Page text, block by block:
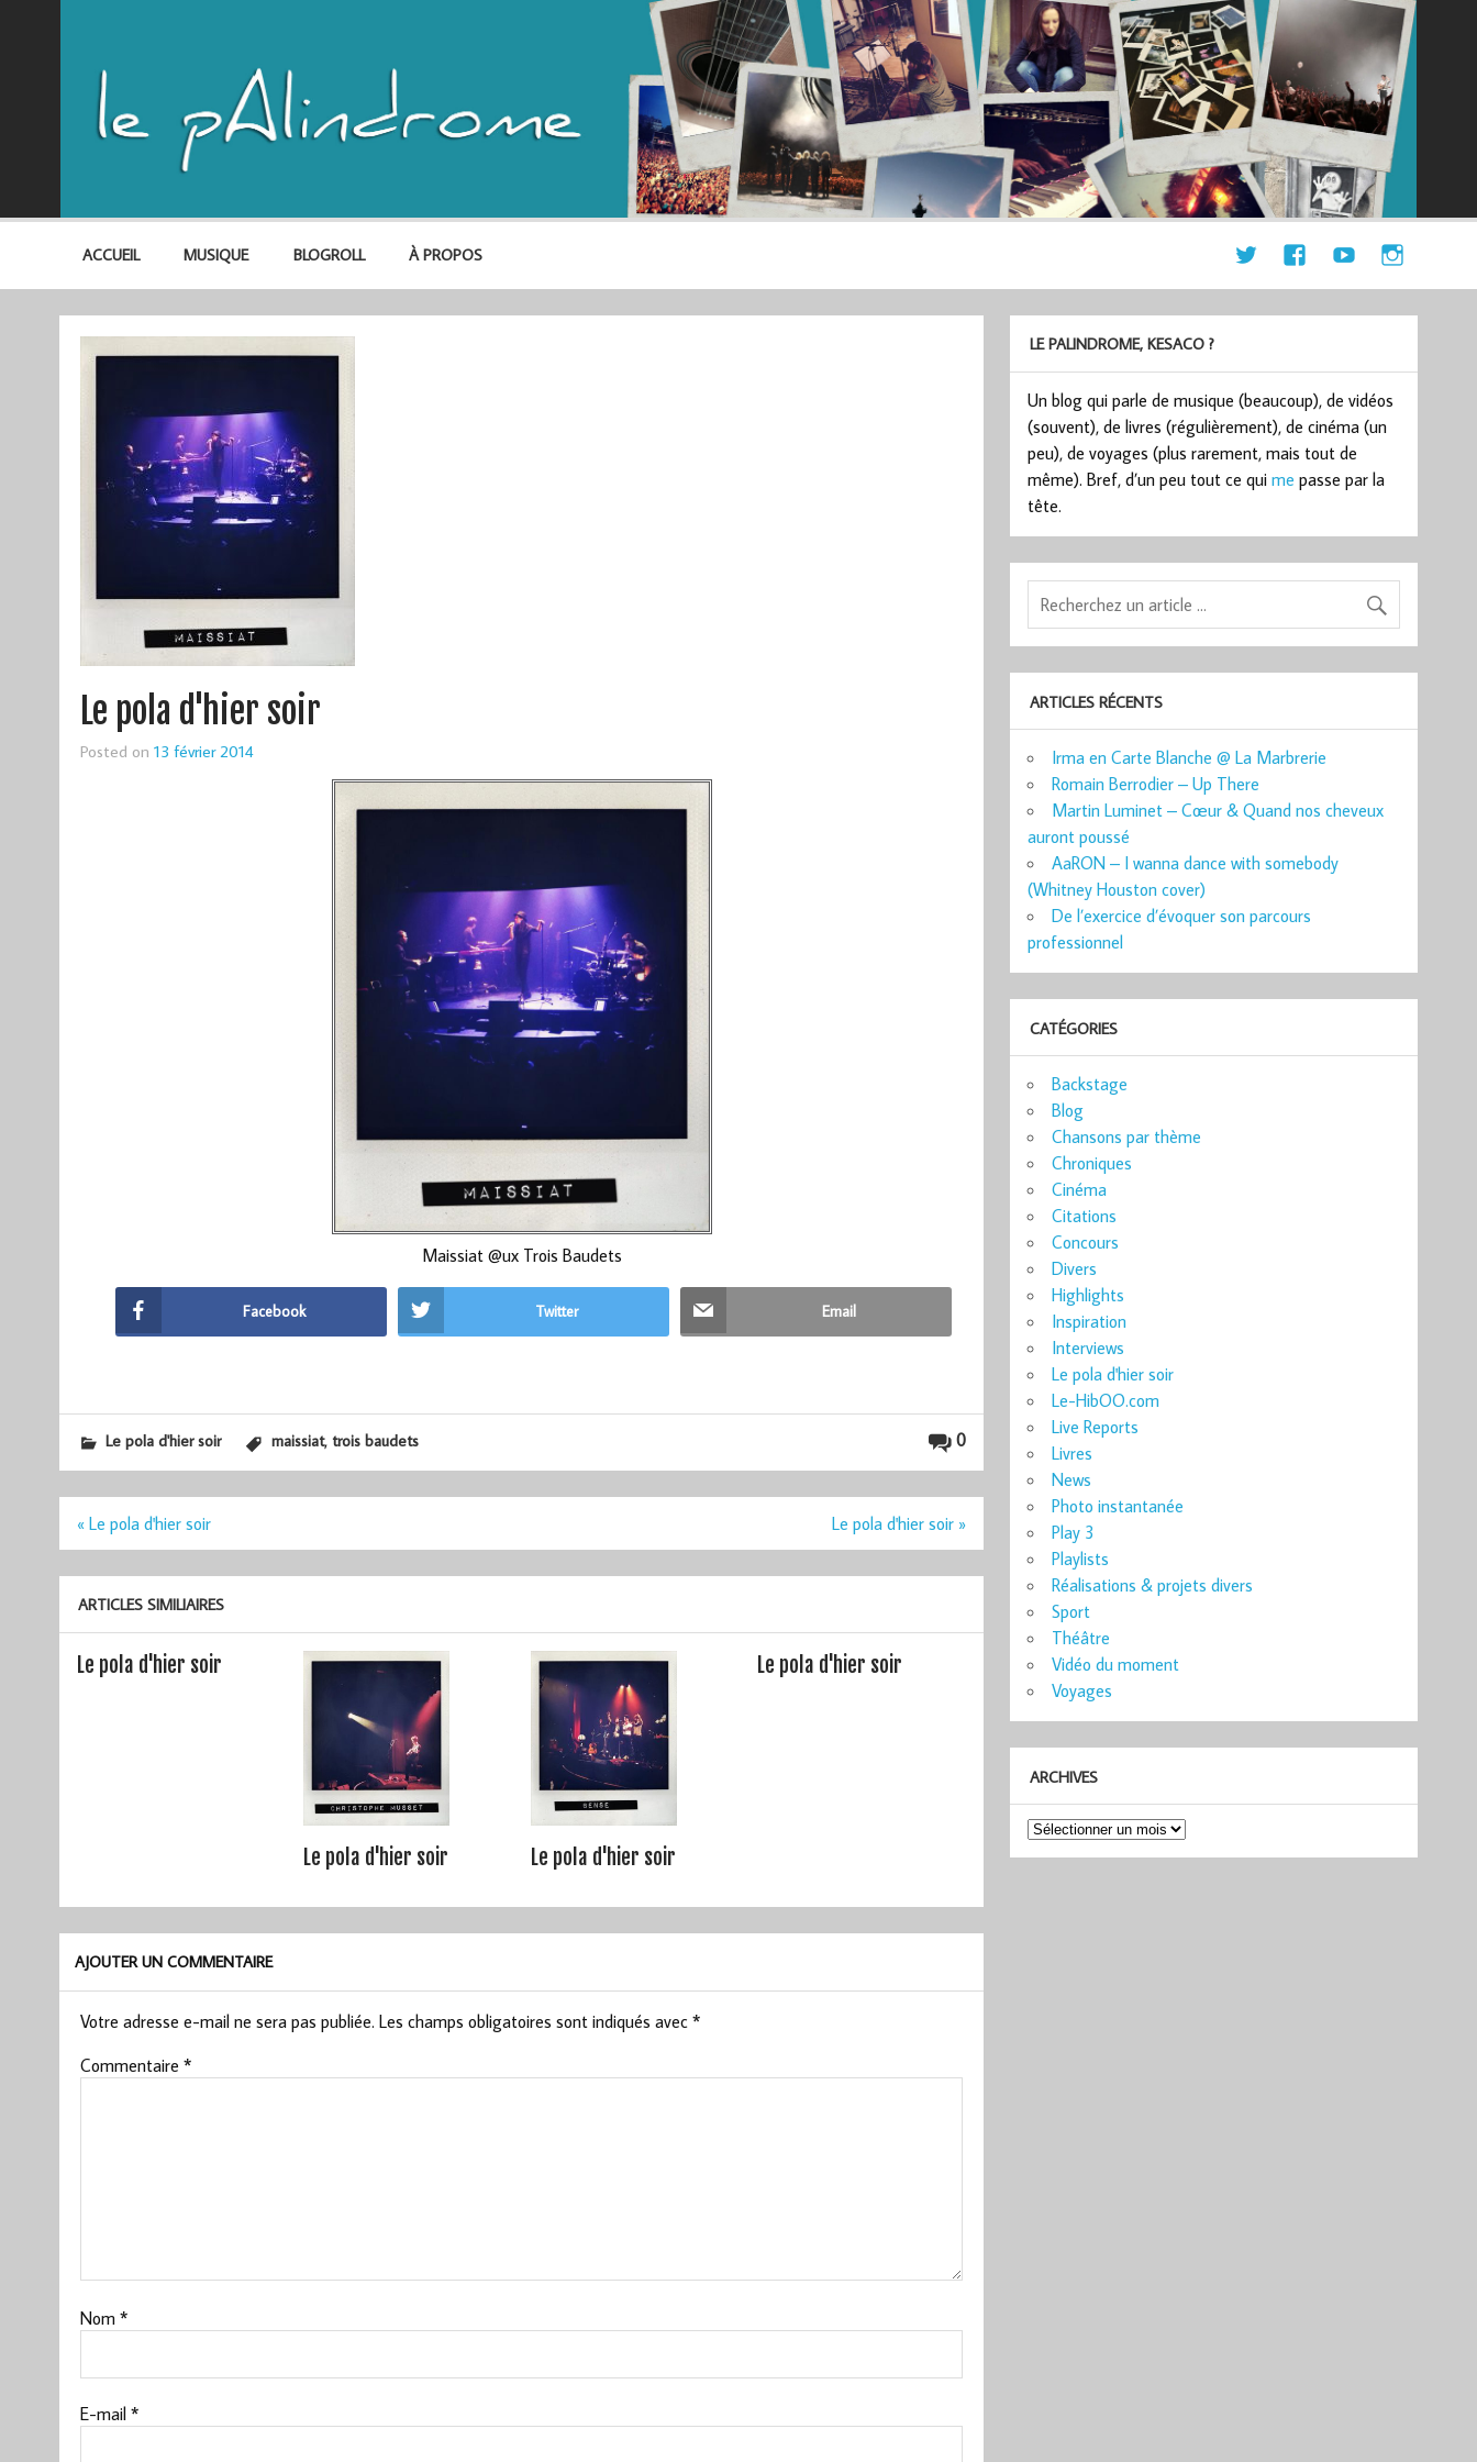
ACCUEIL MUSIQUE BLOGROLL À PROPOS
Le pola d'hier soir
Posted on 13 février 2014
Maissiat @ux Trois Baudets
Facebook Twitter Email
0
Le pola d'hier soir maissiat, trois baudets
Navigation
l’article
« Le pola d'hier soir Le pola d'hier soir »
ARTICLES SIMILIAIRES
Le pola d'hier soir
Le pola d'hier soir Le pola d'hier soir
Le pola d'hier soir
AJOUTER UN COMMENTAIRE
Votre adresse e-mail ne sera pas publiée. Les champs obligatoires sont indiqués avec *
Commentaire *
Nom *
E-mail *
LE PALINDROME, KESACO ?
Un blog qui parle de musique (beaucoup), de vidéos
(souvent), de livres (régulièrement), de cinéma (un
peu), de voyages (plus rarement, mais tout de
même). Bref, d’un peu tout ce quime passe par la
tête.
ARTICLES RÉCENTS
Irma en Carte Blanche @ La Marbrerie
Romain Berrodier – Up There
Martin Luminet – Cœur & Quand nos cheveux
auront poussé
AaRON – I wanna dance with somebody
(Whitney Houston cover)
De l’exercice d’évoquer son parcours
professionnel
CATÉGORIES
Backstage
Blog
Chansons par thème
Chroniques
Cinéma
Citations
Concours
Divers
Highlights
Inspiration
Interviews
Le pola d'hier soir
Le-HibOO.com
Live Reports
Livres
News
Photo instantanée
Play 3
Playlists
Réalisations & projets divers
Sport
Théâtre
Vidéo du moment
Voyages
ARCHIVES
Archives